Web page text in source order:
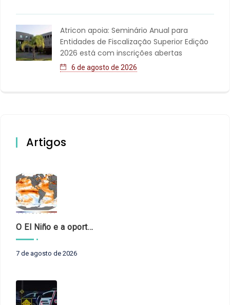
Atricon apoia: Seminário Anual para
Entidades de Fiscalização Superior Edição
2026 está com inscrições abertas
6 de agosto de 2026
Artigos
O El Niño e a oportunidade de fortalecer o controle externo das políticas climáticas
7 de agosto de 2026